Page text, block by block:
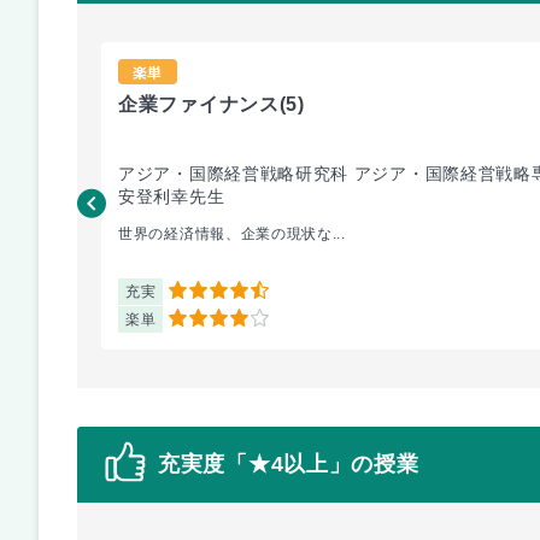
楽単
企業ファイナンス(5)
アジア・国際経営戦略研究科 アジア・国際経営戦略
安登利幸先生
世界の経済情報、企業の現状な...
充実 4.5
楽単 4
充実度「★4以上」の授業